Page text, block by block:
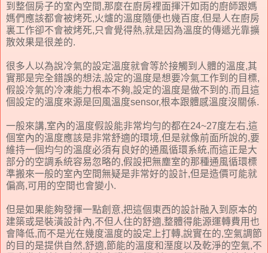
到整個房子的室內空間,那麼在廚房裡面揮汗如雨的廚師跟媽
媽們應該都會被烤死,火爐的溫度隨便也幾百度,但是人在廚房
裏工作卻不會被烤死,只會覺得熱,就是因為溫度的傳遞光靠擴
散效果是很差的.
很多人以為說冷氣的設定溫度就會等於接觸到人體的溫度,其
實那是完全錯誤的想法,設定的溫度是想要冷氣工作到的目標,
假設冷氣的冷凍能力根本不夠,設定的溫度是做不到的.而且這
個設定的溫度來源是回風溫度sensor,根本跟體感溫度沒關係.
一般來講,室內的溫度假設能非常均勻的都在24~27度左右,這
個室內的溫度應該是非常舒適的環境,但是就像前面所說的,要
維持一個均勻的溫度必須有良好的通風循環系統,而這正是大
部分的空調系統容易忽略的,假設把無塵室的那種通風循環標
準搬來一般的室內空間無疑是非常好的設計,但是造價可能就
偏高,可用的空間也會變小.
但是如果能夠發揮一點創意,把這個東西的設計融入到原本的
建築或是裝潢設計內,不但人住的舒適,整體得能源運轉費用也
會降低,而不是光在幾度溫度的設定上打轉,說實在的,空氣調節
的目的是提供自然,舒適,節能的溫度和溼度以及乾淨的空氣,不